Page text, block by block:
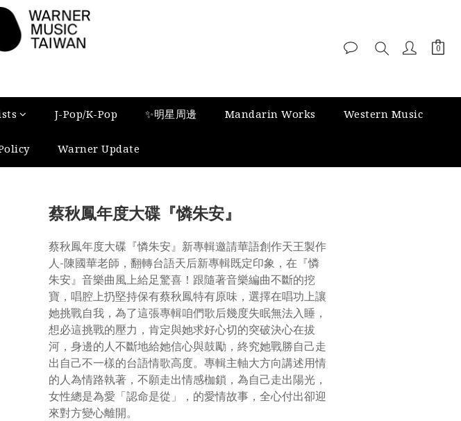
J-Pop/K-Pop ✨明星周邊 Mandarin Works Western Music
Warner Update
蔡秋鳳年度大碟『憐朱安』
蔡秋鳳年度大碟『憐朱安』新專輯邀請華語創作天王製作
人-陳國華老師，翻轉台語天后新專輯既定印象，在『憐
朱安』音樂曲風上給足驚喜！跟隨著音樂編曲不斷的挖
寶，唱腔上扔堅持保有蔡秋鳳特有原味，選擇在唱功上讓
她挑戰自我，為了這張專輯咱們歌后幾度失眠無法入睡，
想必這挑戰的壓力，肯定與她求好心切的突破決心在拔
河，身邊的人不斷地給她信心與鼓勵，終究她戰勝自己走
出自己不一樣的台語情歌高度。專輯主軸大方向講述用情
的人為情路執著，不願走出情感枷鎖，為自己走出陽光，
女性總是為愛「認命是從」，的愛情故事，全心付出卻迎
來對方變心離開。